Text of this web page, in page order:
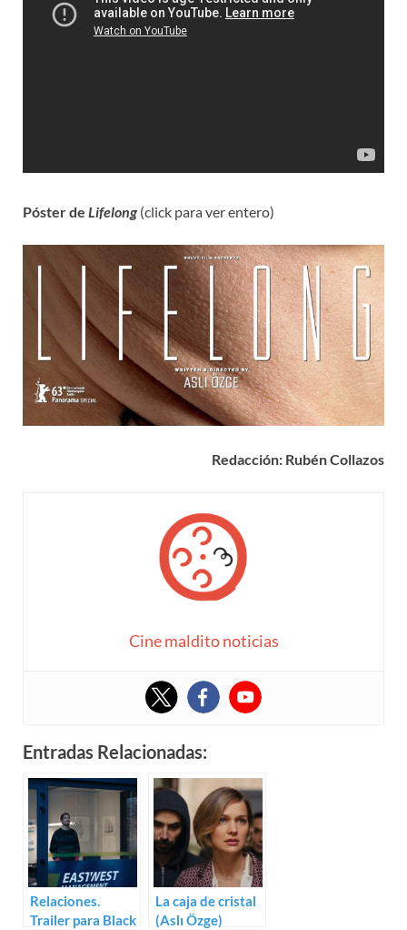
Póster de Lifelong (click para ver entero)
Redacción: Rubén Collazos
Cine maldito noticias
Entradas Relacionadas:
Relaciones.
Trailer para Black
La caja de cristal
(Aslı Özge)